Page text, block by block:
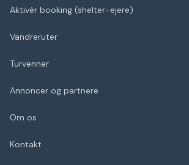
Aktivér booking (shelter-ejere)
Vandreruter
Turvenner
Annoncer og partnere
Om os
Kontakt